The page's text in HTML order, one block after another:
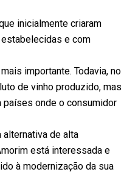
inicialmente criaram
e com
importante. Todavia, no
de vinho produzido, mas
países onde o consumidor
de alta
está interessada e
à modernização da sua